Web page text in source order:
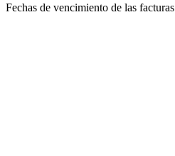
Fechas de vencimiento de las facturas